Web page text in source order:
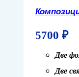
5700 ₽
Две
Две